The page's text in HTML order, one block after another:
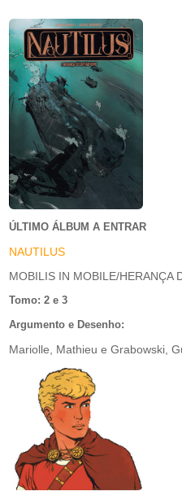
ÚLTIMO ÁLBUM A ENTRAR
NAUTILUS
MOBILIS IN MOBILE/HERANÇA
Tomo: 2 e 3
Argumento e Desenho:
Mariolle, Mathieu e Grabowski,